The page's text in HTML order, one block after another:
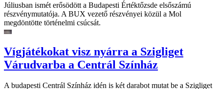
Júliusban ismét erősödött a Budapesti Értéktőzsde elsőszámú
részvénymutatója. A BUX vezető részvényei közül a Mol
megdöntötte történelmi csúcsát.
Vígjátékokat visz nyárra a Szigliget
Várudvarba a Centrál Színház
A budapesti Centrál Színház idén is két darabot mutat be a Szigliget